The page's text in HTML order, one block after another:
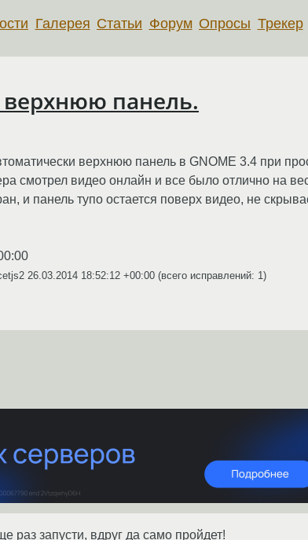
Галерея Статьи Форум Опросы Трекер
верхнюю панель.
верхнюю панель в GNOME 3.4 при
смотрел видео онлайн и все было отлично на
и панель тупо остается поверх видео, не
26.03.2014 18:52:12 +00:00 (всего исправлений: 1)
раз запусти, вдруг да само пройдет!